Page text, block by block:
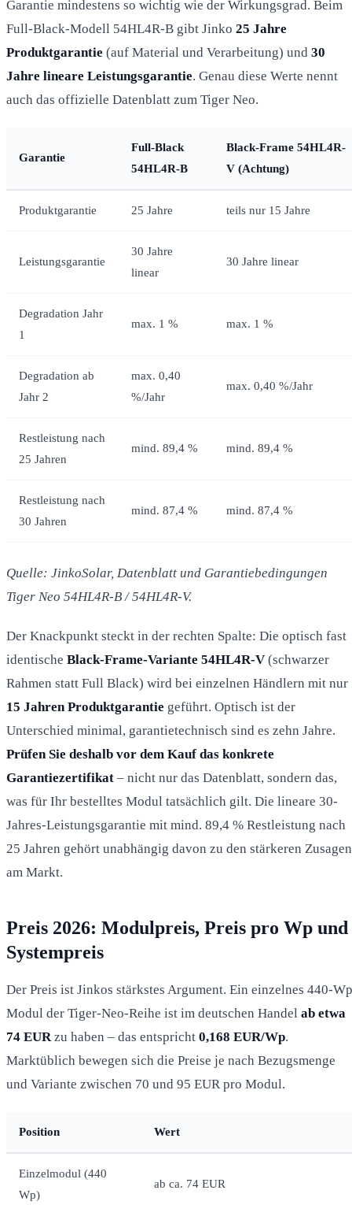
Garantie mindestens so wichtig wie der Wirkungsgrad. Beim
Full-Black-Modell 54HL4R-B gibt Jinko 25 Jahre
Produktgarantie (auf Material und Verarbeitung) und 30
Jahre lineare Leistungsgarantie. Genau diese Werte nennt
auch das offizielle Datenblatt zum Tiger Neo.
Garantie
Full-Black
54HL4R-B
Black-Frame 54HL4R-
V (Achtung)
Produktgarantie 25 Jahre teils nur 15 Jahre
Leistungsgarantie
30 Jahre
linear
30 Jahre linear
Degradation Jahr
1
max. 1 % max. 1 %
Degradation ab
Jahr 2
max. 0,40
%/Jahr
max. 0,40 %/Jahr
Restleistung nach
25 Jahren
mind. 89,4 % mind. 89,4 %
Restleistung nach
30 Jahren
mind. 87,4 % mind. 87,4 %
Quelle: JinkoSolar, Datenblatt und Garantiebedingungen
Tiger Neo 54HL4R-B / 54HL4R-V.
Der Knackpunkt steckt in der rechten Spalte: Die optisch fast
identische Black-Frame-Variante 54HL4R-V (schwarzer
Rahmen statt Full Black) wird bei einzelnen Händlern mit nur
15 Jahren Produktgarantie geführt. Optisch ist der
Unterschied minimal, garantietechnisch sind es zehn Jahre.
Prüfen Sie deshalb vor dem Kauf das konkrete
Garantiezertifikat – nicht nur das Datenblatt, sondern das,
was für Ihr bestelltes Modul tatsächlich gilt. Die lineare 30-
Jahres-Leistungsgarantie mit mind. 89,4 % Restleistung nach
25 Jahren gehört unabhängig davon zu den stärkeren Zusagen
am Markt.
Preis 2026: Modulpreis, Preis pro Wp und
Systempreis
Der Preis ist Jinkos stärkstes Argument. Ein einzelnes 440-
Modul der Tiger-Neo-Reihe ist im deutschen Handel ab etwa
74 EUR zu haben – das entspricht 0,168 EUR/Wp.
Marktüblich bewegen sich die Preise je nach Bezugsmenge
und Variante zwischen 70 und 95 EUR pro Modul.
Position Wert
Einzelmodul (440
Wp)
ab ca. 74 EUR